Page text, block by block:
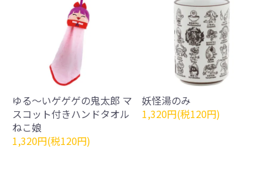
ゆる～いゲゲゲの鬼太郎 マ
スコット付きハンドタオル
ねこ娘
1,320円(税120円)
妖怪湯のみ
1,320円(税120円)